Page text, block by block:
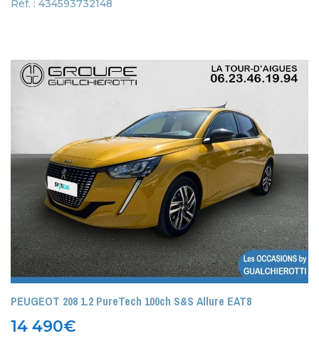
Réf. : 434593732148
PEUGEOT 208 1.2 PureTech 100ch S&S Allure EAT8
14 490€